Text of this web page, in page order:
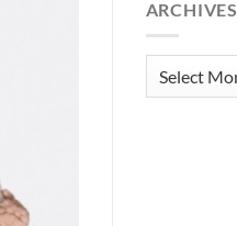
ARCHIVES